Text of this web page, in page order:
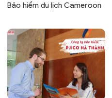
Bảo hiểm du lịch Cameroon